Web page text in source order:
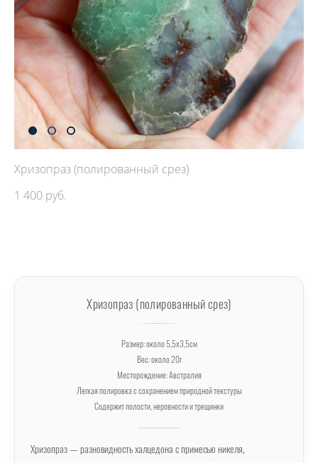
Хризопраз (полированный срез)
1 400 pуб.
Хризопраз (полированный срез)
Размер: около 5,5х3,5см
Вес: около 20г
Месторождение: Австралия
Легкая полировка с сохранением природной текстуры
Содержит полости, неровности и трещинки
Хризопраз — разновидность халцедона с примесью никеля,